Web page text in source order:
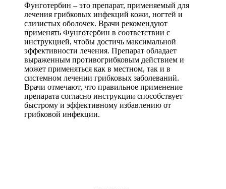
Фунготербин – это препарат, применяемый для
лечения грибковых инфекций кожи, ногтей и
слизистых оболочек. Врачи рекомендуют
применять Фунготербин в соответствии с
инструкцией, чтобы достичь максимальной
эффективности лечения. Препарат обладает
выраженным противогрибковым действием и
может применяться как в местном, так и в
системном лечении грибковых заболеваний.
Врачи отмечают, что правильное применение
препарата согласно инструкции способствует
быстрому и эффективному избавлению от
грибковой инфекции.